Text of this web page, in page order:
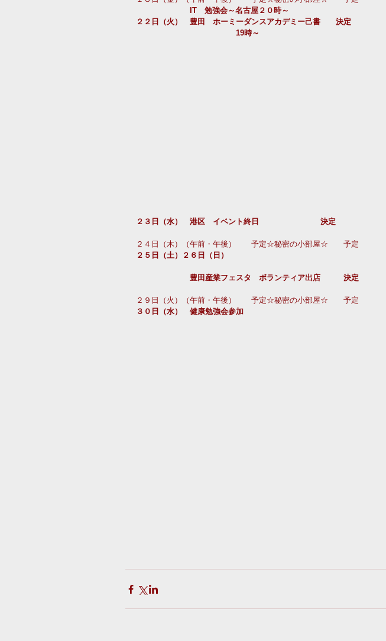
IT　勉強会～名古屋２０時～
２２日（火）　豊田　ホーミーダンスアカデミー己書　　決定
19時～
２３日（水）　港区　イベント終日　　　　　　　　決定
２４日（木）（午前・午後）　　予定☆秘密の小部屋☆　　予定
２５日（土）２６日（日）
豊田産業フェスタ　ボランティア出店　　　決定
２９日（火）（午前・午後）　　予定☆秘密の小部屋☆　　予定
３０日（水）　健康勉強会参加